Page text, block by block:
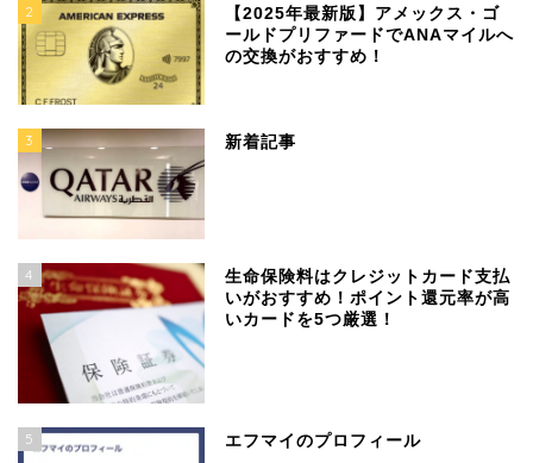
2
【2025年最新版】アメックス・ゴ
ールドプリファードでANAマイルへ
の交換がおすすめ！
3 新着記事
4
生命保険料はクレジットカード支払
いがおすすめ！ポイント還元率が高
いカードを5つ厳選！
5 エフマイのプロフィール